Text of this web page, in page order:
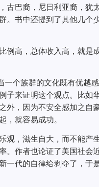
古巴裔，尼日利亚裔，犹
。书中还提到了其他几个
例高，总体收入高，就是
一个族群的文化既有优越
子来证明这个观点。比如
外，因为不安全感加之自
就容易成功。
观，滋生自大，而不能产
。作者也论证了美国社会
一代的自律给剥夺了，于